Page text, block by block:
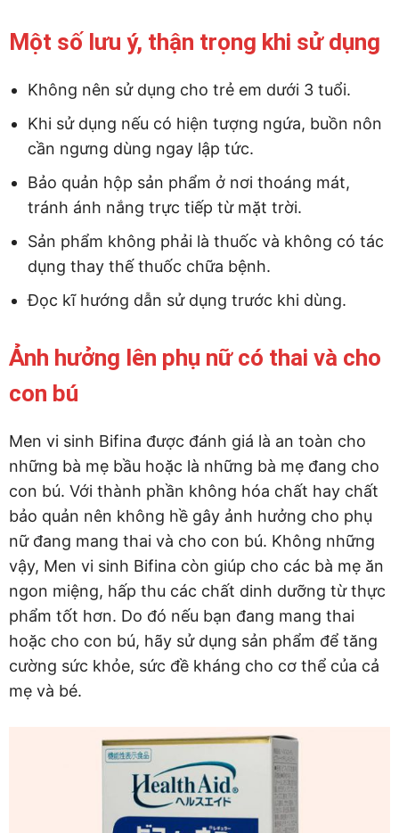
Một số lưu ý, thận trọng khi sử dụng
Không nên sử dụng cho trẻ em dưới 3 tuổi.
Khi sử dụng nếu có hiện tượng ngứa, buồn nôn
cần ngưng dùng ngay lập tức.
Bảo quản hộp sản phẩm ở nơi thoáng mát,
tránh ánh nắng trực tiếp từ mặt trời.
Sản phẩm không phải là thuốc và không có tác
dụng thay thế thuốc chữa bệnh.
Đọc kĩ hướng dẫn sử dụng trước khi dùng.
Ảnh hưởng lên phụ nữ có thai và cho
con bú
Men vi sinh Bifina được đánh giá là an toàn cho
những bà mẹ bầu hoặc là những bà mẹ đang cho
con bú. Với thành phần không hóa chất hay chất
bảo quản nên không hề gây ảnh hưởng cho phụ
nữ đang mang thai và cho con bú. Không những
vậy, Men vi sinh Bifina còn giúp cho các bà mẹ ăn
ngon miệng, hấp thu các chất dinh dưỡng từ thực
phẩm tốt hơn. Do đó nếu bạn đang mang thai
hoặc cho con bú, hãy sử dụng sản phẩm để tăng
cường sức khỏe, sức đề kháng cho cơ thể của cả
mẹ và bé.